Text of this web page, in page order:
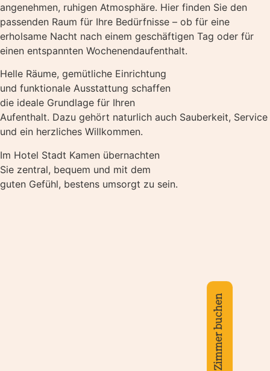
angenehmen, ruhigen Atmosphäre. Hier finden Sie den
passenden Raum für Ihre Bedürfnisse – ob für eine
erholsame Nacht nach einem geschäftigen Tag oder für
einen entspannten Wochenendaufenthalt.
Helle Räume, gemütliche Einrichtung
und funktionale Ausstattung schaffen
die ideale Grundlage für Ihren
Aufenthalt. Dazu gehört naturlich auch Sauberkeit, Service
und ein herzliches Willkommen.
Im Hotel Stadt Kamen übernachten
Sie zentral, bequem und mit dem
guten Gefühl, bestens umsorgt zu sein.
Zimmer buchen